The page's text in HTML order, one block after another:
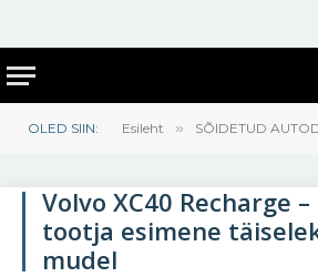
OLED SIIN: Esileht » SÕIDETUD
Volvo XC40 Recharge
tootja esimene
mudel